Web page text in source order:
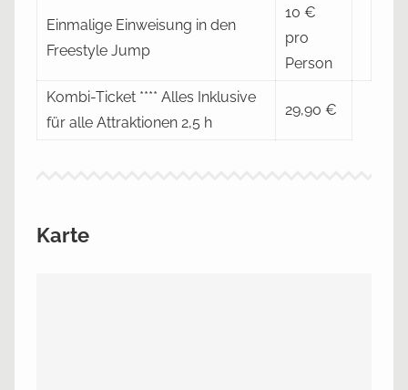
Einmalige Einweisung in den
Freestyle Jump
10 €
pro
Person
Kombi-Ticket **** Alles Inklusive
für alle Attraktionen 2,5 h
29,90 €
Karte